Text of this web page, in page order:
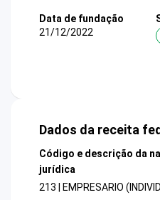
Data de fundação
21/12/2022
Dados da receita
Código e descrição da
jurídica
213 | EMPRESARIO